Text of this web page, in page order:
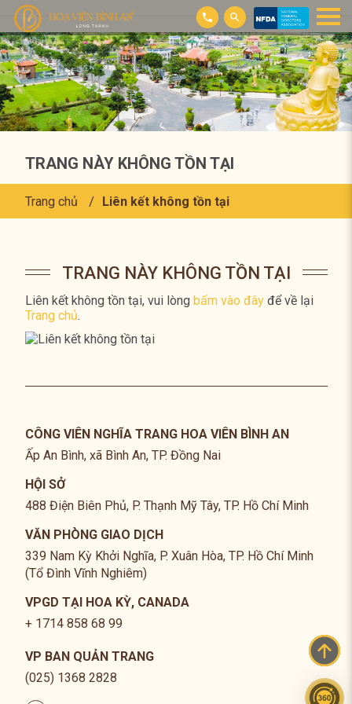
TRANG NÀY KHÔNG TỒN TẠI
Trang chủ Liên kết không tồn tại
TRANG NÀY KHÔNG TỒN TẠI
Liên kết không tồn tại, vui lòng bấm vào đâyđể về lại
Trang chủ.
CÔNG VIÊN NGHĨA TRANG HOA VIÊN BÌNH AN
Ấp An Bình, xã Bình An, TP. Đồng Nai
HỘI SỞ
488 Điện Biên Phủ, P. Thạnh Mỹ Tây, TP. Hồ Chí Minh
VĂN PHÒNG GIAO DỊCH
339 Nam Kỳ Khởi Nghĩa, P. Xuân Hòa, TP. Hồ Chí Minh
(Tổ Đình Vĩnh Nghiêm)
VPGD TẠI HOA KỲ, CANADA
+ 1714 858 68 99
VP BAN QUẢN TRANG
(025) 1368 2828